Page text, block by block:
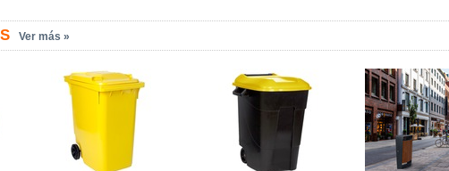
Ver más »